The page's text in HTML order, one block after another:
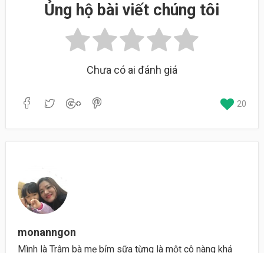
Ủng hộ bài viết chúng tôi
Chưa có ai đánh giá
20
monanngon
Mình là Trâm bà mẹ bỉm sữa từng là một cô nàng khá